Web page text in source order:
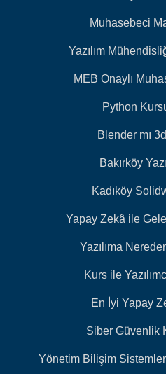
Muhasebeci
Yazılım
MEB Onaylı
Python
Blender mı
Bakırköy
Kadıköy
Yapay Zekâ ile
Yazılıma
Kurs ile
En İyi Yapay
Siber Güvenlik
Yönetim Bilişim Sistemleri